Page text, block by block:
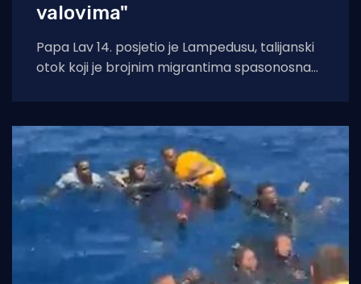
valovima"
Papa Lav 14. posjetio je Lampedusu, talijanski
otok koji je brojnim migrantima spasonosna